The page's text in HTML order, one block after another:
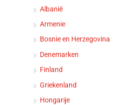
Albanië
Armenie
Bosnie en Herzegovina
Denemarken
Finland
Griekenland
Hongarije